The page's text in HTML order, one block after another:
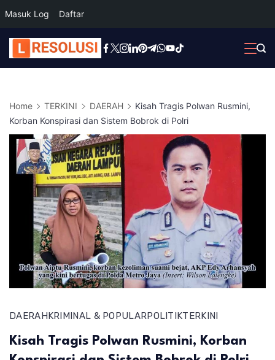
Masuk Log Daftar
Skip
to
Home TERKINI DAERAH
Kisah Tragis Polwan Rusmini,
Korban Konspirasi dan Sistem Bobrok di Polri
DAERAHKRIMINAL & POPULARPOLITIKTERKINI
Kisah Tragis Polwan Rusmini, Korban